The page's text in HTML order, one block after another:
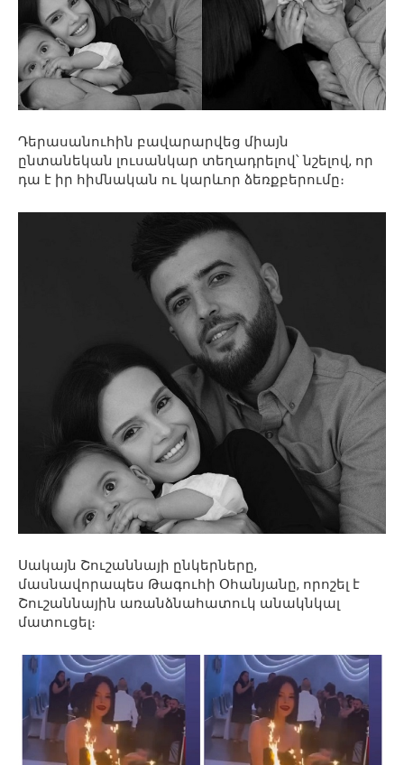
Դերասանուհին բավարարվեց միայն
ընտանեկան լուսանկար տեղադրելով՝ նշելով, որ
դա է իր հիմնական ու կարևոր ձեռքբերումը։
Սակայն Շուշաննայի ընկերները,
մասնավորապես Թագուհի Օհանյանը, որոշել է
Շուշաննային առանձնահատուկ անակնկալ
մատուցել։